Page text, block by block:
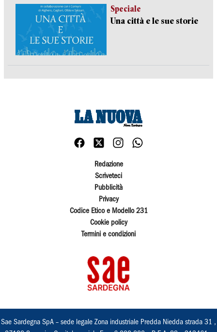
Speciale
Una città e le sue storie
Redazione
Scriveteci
Pubblicità
Privacy
Codice Etico e Modello 231
Cookie policy
Termini e condizioni
Sae Sardegna SpA – sede legale Zona industriale Predda Niedda strada 31 ,